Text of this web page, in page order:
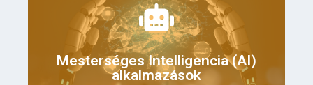
Mesterséges Intelligencia (AI)
alkalmazások
Érdekel